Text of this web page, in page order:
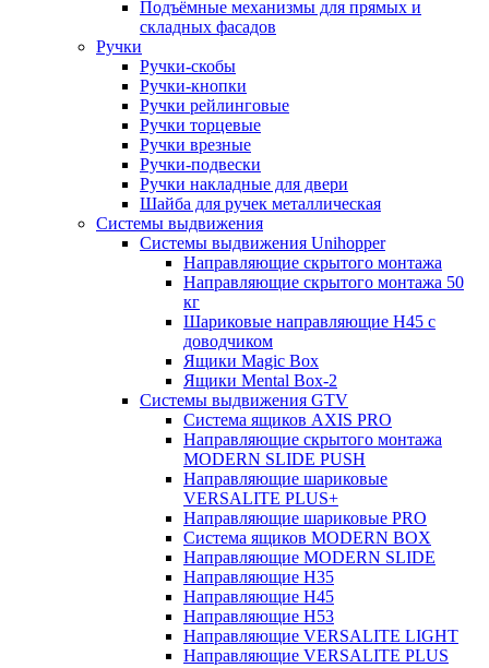
Подъёмные механизмы для прямых и
складных фасадов
Ручки
Ручки-скобы
Ручки-кнопки
Ручки рейлинговые
Ручки торцевые
Ручки врезные
Ручки-подвески
Ручки накладные для двери
Шайба для ручек металлическая
Системы выдвижения
Системы выдвижения Unihopper
Направляющие скрытого монтажа
Направляющие скрытого монтажа 50
кг
Шариковые направляющие H45 с
доводчиком
Ящики Magic Box
Ящики Mental Box-2
Системы выдвижения GTV
Система ящиков AXIS PRO
Направляющие скрытого монтажа
MODERN SLIDE PUSH
Направляющие шариковые
VERSALITE PLUS+
Направляющие шариковые PRO
Система ящиков MODERN BOX
Направляющие MODERN SLIDE
Направляющие H35
Направляющие H45
Направляющие H53
Направляющие VERSALITE LIGHT
Направляющие VERSALITE PLUS